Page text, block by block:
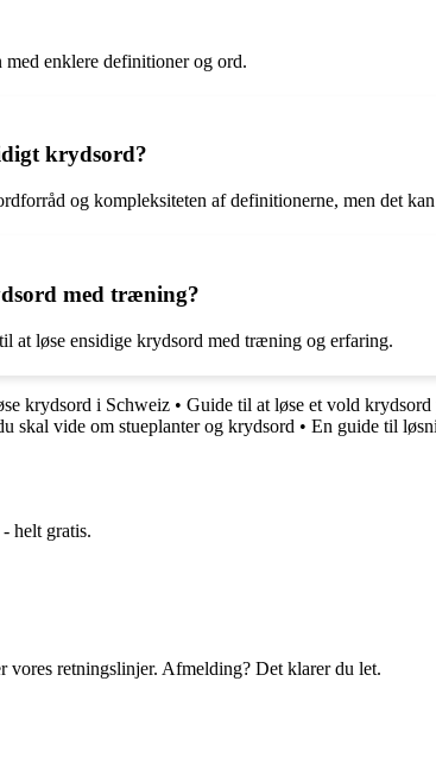
med enklere definitioner og ord.
krydsord?
og kompleksiteten af definitionerne, men det
med træning?
at løse ensidige krydsord med træning og erfaring.
krydsord i Schweiz • Guide til at løse et vold
skal vide om stueplanter og krydsord • En guide til
helt gratis.
vores retningslinjer. Afmelding? Det klarer du let.